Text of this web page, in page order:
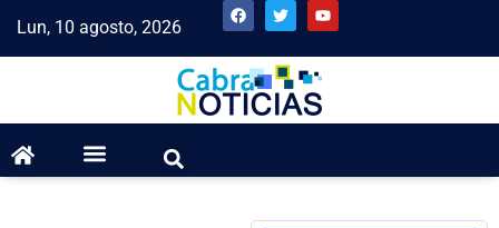
Lun, 10 agosto, 2026